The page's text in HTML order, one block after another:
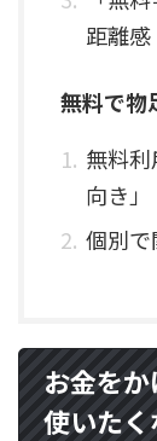
距離感
無料で物
無料
向き」
個別
お金を
使いた